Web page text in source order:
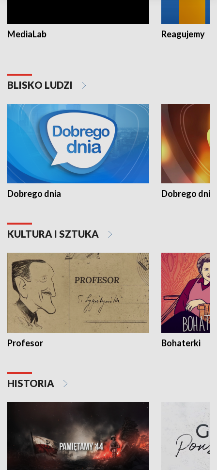
MediaLab Reagujemy
BLISKO LUDZI
Dobrego dnia Dobrego dnia
KULTURA I SZTUKA
Profesor Bohaterki
HISTORIA